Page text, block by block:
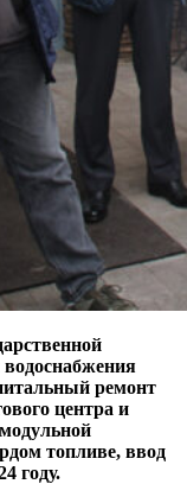
ремонт
центра и
топливе, ввод
году.